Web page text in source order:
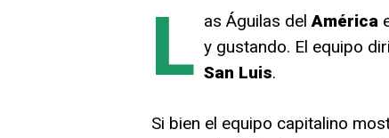
L as Águilas delAmérica
y gustando. El equipo
San Luis.
Si bien el equipo capitalino